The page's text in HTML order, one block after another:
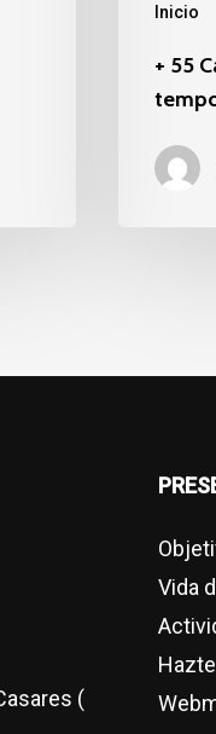
Inicio
+ 55
(
Vida